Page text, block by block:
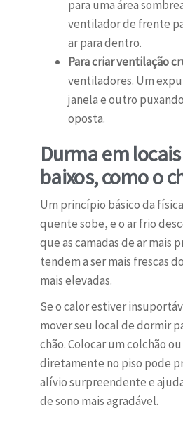
para uma área
ventilador de frente
ar para dentro.
Para criar ventilação
ventiladores. Um
janela e outro
oposta.
Durma em
baixos, como o
Um princípio básico da
quente sobe, e o ar frio
que as camadas de ar mais
tendem a ser mais frescas
mais elevadas.
Se o calor estiver
mover seu local de dormir
chão. Colocar um colchão
diretamente no piso pode
alívio surpreendente e
de sono mais agradável.